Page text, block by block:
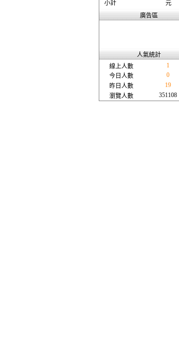
小計
元
廣告區
人氣統計
線上人數
1
今日人數
0
昨日人數
19
瀏覽人數
351108